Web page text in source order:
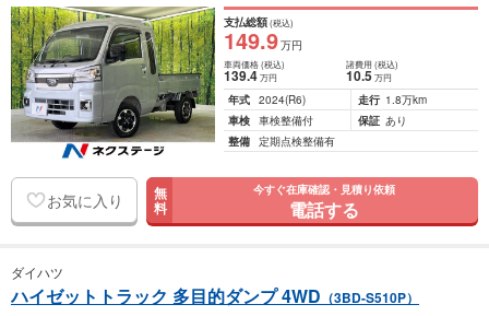
支払総額(税込)
149.9万円
車両価格(税込)
139.4万円
諸費用 (税込)
10.5 万円
年式 2024(R6) 走行 1.8万km
車検 車検整備付 保証 あり
整備 定期点検整備有
お気に入り 無
料
今すぐ在庫確認・見積り依頼
電話する
ダイハツ
ハイゼットトラック 多目的ダンプ 4WD （3BD-S510P）